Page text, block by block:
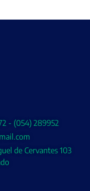
- (054) 289952
de Cervantes 103